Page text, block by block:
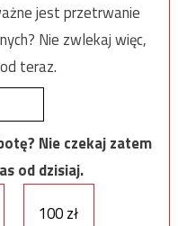
jest przetrwanie
Nie zwlekaj więc,
teraz.
Nie czekaj zatem
od dzisiaj.
100 zł